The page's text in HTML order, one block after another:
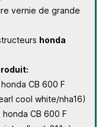
vernie de grande
honda
CB 600 F
cool white/nha16)
CB 600 F